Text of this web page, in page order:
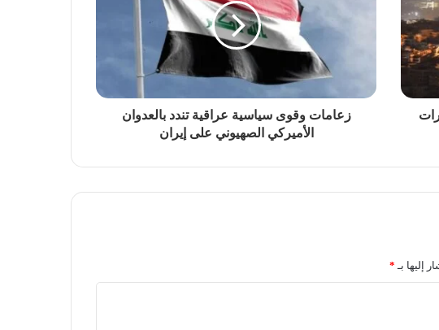
زعامات وقوى سياسية عراقية تندد بالعدوان
الأميركي الصهيوني على إيران
إليها بـ *